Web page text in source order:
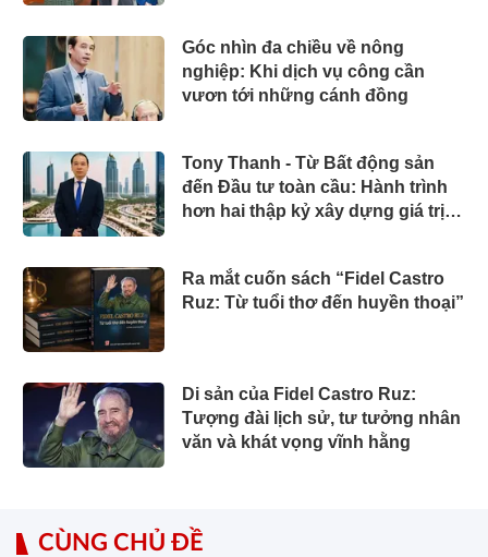
Góc nhìn đa chiều về nông
nghiệp: Khi dịch vụ công cần
vươn tới những cánh đồng
Tony Thanh - Từ Bất động sản
đến Đầu tư toàn cầu: Hành trình
hơn hai thập kỷ xây dựng giá trị
Ra mắt cuốn sách “Fidel Castro
Ruz: Từ tuổi thơ đến huyền thoại”
Di sản của Fidel Castro Ruz:
Tượng đài lịch sử, tư tưởng nhân
văn và khát vọng vĩnh hằng
CÙNG CHỦ ĐỀ